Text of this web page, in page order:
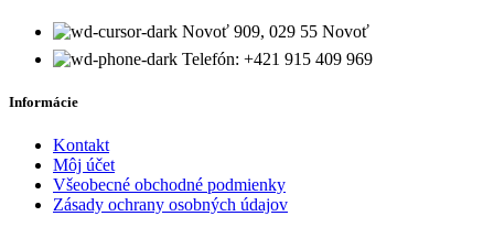
Novoť 909, 029 55 Novoť
Telefón: +421 915 409 969
Informácie
Kontakt
Môj účet
Všeobecné obchodné podmienky
Zásady ochrany osobných údajov